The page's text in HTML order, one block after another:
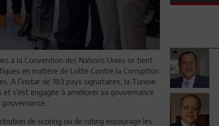
à la Convention des Nations Unies se tient
en matière de Lutte Contre la Corruption
A l’instar de 183 pays signataires, la Tunisie
s’est engagée à améliorer sa gouvernance
de scoring ou de rating encourage les